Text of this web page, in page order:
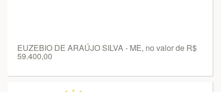
EUZEBIO DE ARAÚJO SILVA - ME, no valor de R$
59.400,00